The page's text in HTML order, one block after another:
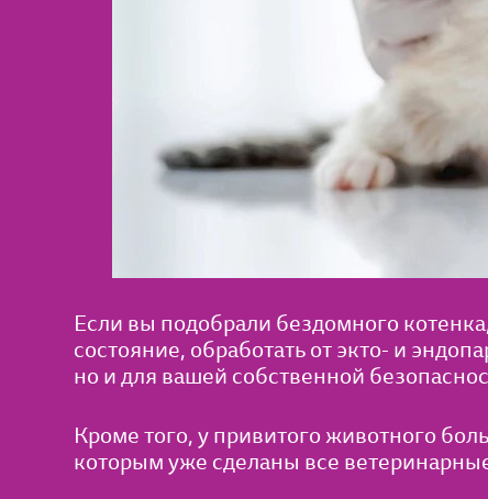
Если вы подобрали бездомного
состояние, обработать от экто- и
но и для вашей собственной
Кроме того, у привитого животного
которым уже сделаны все